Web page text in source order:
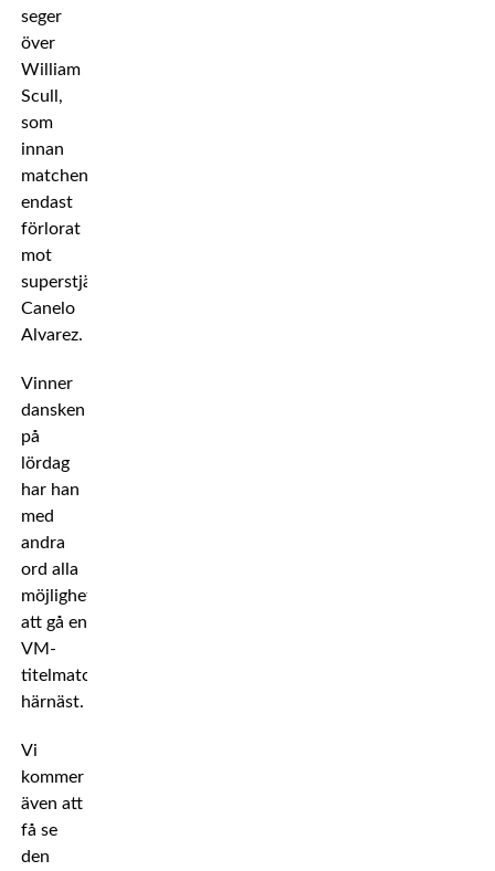
seger
över
William
Scull,
som
innan
matchen
endast
förlorat
mot
superstjärnan
Canelo
Alvarez.
Vinner
dansken
på
lördag
har han
med
andra
ord alla
möjligheter
att gå en
VM-
titelmatch
härnäst.
Vi
kommer
även att
få se
den